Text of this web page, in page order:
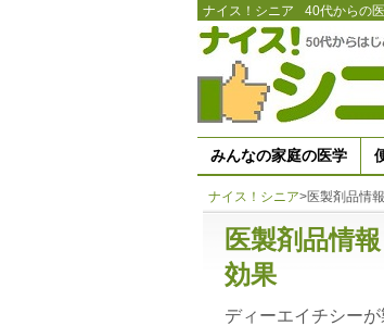
ナイス！シニア 40代からの
みんなの家庭の医学
ナイス！シニア>医製剤品情
医製剤品情
効果
ディーエイチシー